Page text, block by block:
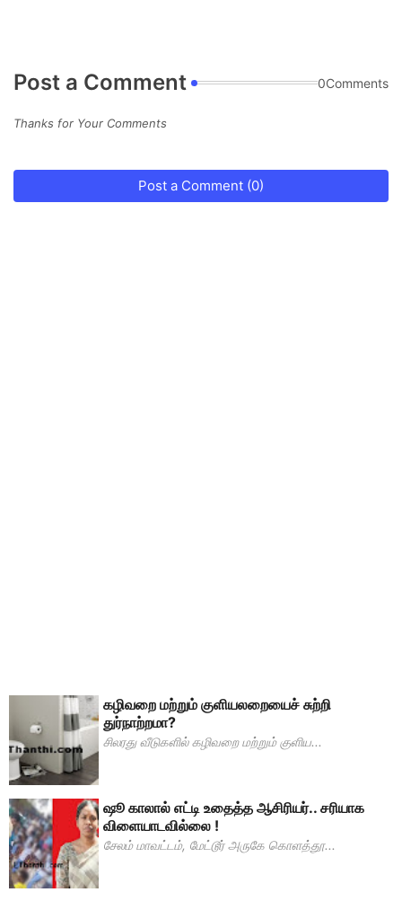
Post a Comment 0Comments
Thanks for Your Comments
Post a Comment (0)
கழிவறை மற்றும் குளியலறையைச் சுற்றி
துர்நாற்றமா?
சிலரது வீடுகளில் கழிவறை மற்றும் குளிய...
ஷூ காலால் எட்டி உதைத்த ஆசிரியர்.. சரியாக
விளையாடவில்லை !
சேலம் மாவட்டம், மேட்டூர் அருகே கொளத்தூ...